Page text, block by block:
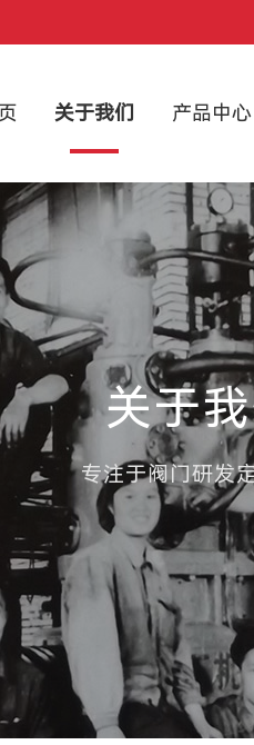
关于我们 产品中心
关于
专注于阀门研发